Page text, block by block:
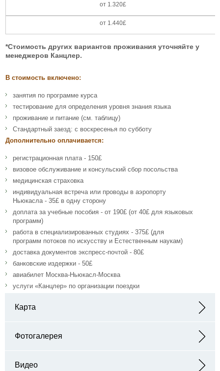
от 1.320£
от 1.440£
*Стоимость других вариантов проживания уточняйте у
менеджеров Канцлер.
В стоимость включено:
занятия по программе курса
тестирование для определения уровня знания языка
проживание и питание (см. таблицу)
Стандартный заезд: с воскресенья по субботу
Дополнительно оплачивается:
регистрационная плата - 150£
визовое обслуживание и консульский сбор посольства
медицинская страховка
индивидуальная встреча или проводы в аэропорту
Ньюкасла - 35£ в одну сторону
доплата за учебные пособия - от 190£ (от 40£ для языковых
программ)
работа в специализированных студиях - 375£ (для
программ потоков по искусству и Естественным наукам)
доставка документов экспресс-почтой - 80£
банковские издержки - 50£
авиабилет Москва-Ньюкасл-Москва
услуги «Канцлер» по организации поездки
Карта
Фотогалерея
Видео